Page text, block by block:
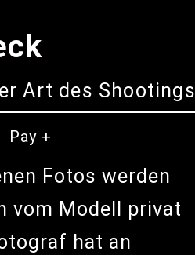
Art des Shootings
Pay +
Fotos werden
vom Modell privat
hat an